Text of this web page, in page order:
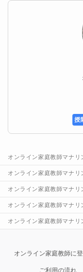
授
オンライン家庭教師マナリ
オンライン家庭教師マナリ
オンライン家庭教師マナリ
オンライン家庭教師マナリ
オンライン家庭教師マナリ
オンライン家庭教師に
ご利用の流れ